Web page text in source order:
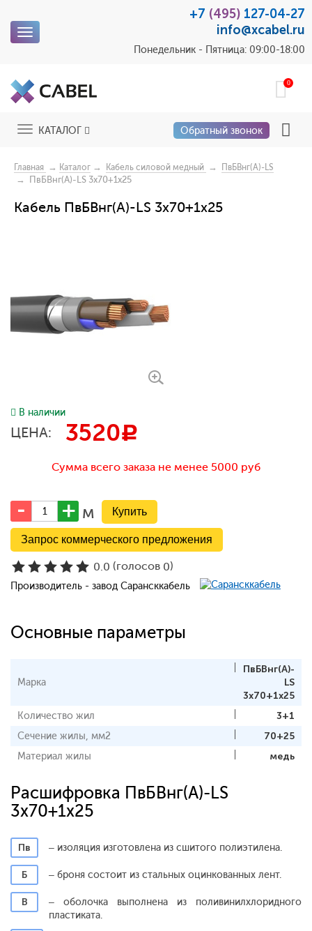
Toggle
+7 (495) 127-04-27
info@xcabel.ru
Понедельник - Пятница: 09:00-18:00
0
ToggleКАТАЛОГ Обратный звонок
Главная → Каталог → Кабель силовой медный → ПвБВнг(A)-LS
→ ПвБВнг(A)-LS 3x70+1x25
Кабель ПвБВнг(A)-LS 3x70+1x25
В наличии
ЦЕНА: 3520c
Сумма всего заказа не менее 5000 руб
м
Запрос коммерческого предложения
0.0 (голосов 0)
Производитель - завод Сарансккабель
Основные параметры
Марка
ПвБВнг(A)-
LS
3x70+1x25
Количество жил
3+1
Сечение жилы, мм2
70+25
Материал жилы
медь
Расшифровка ПвБВнг(A)-LS
3x70+1x25
Пв – изоляция изготовлена из сшитого полиэтилена.
Б – броня состоит из стальных оцинкованных лент.
В
– оболочка выполнена из поливинилхлоридного
пластиката.